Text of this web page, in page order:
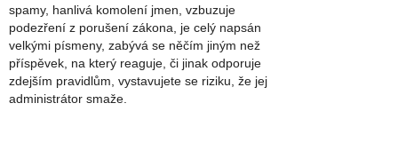
spamy, hanlivá komolení jmen, vzbuzuje
podezření z porušení zákona, je celý napsán
velkými písmeny, zabývá se něčím jiným než
příspěvek, na který reaguje, či jinak odporuje
zdejším pravidlům, vystavujete se riziku, že jej
administrátor smaže.